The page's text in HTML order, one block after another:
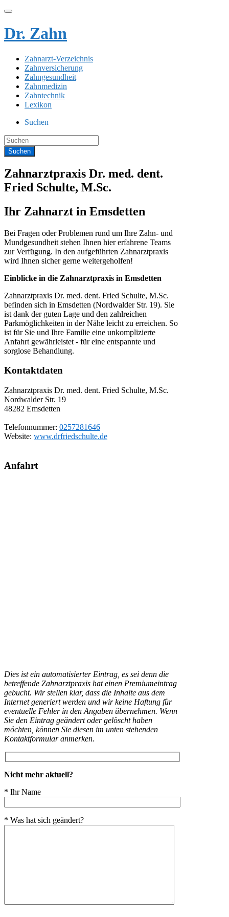
Dr. Zahn
Zahnarzt-Verzeichnis
Zahnversicherung
Zahngesundheit
Zahnmedizin
Zahntechnik
Lexikon
Suchen
Zahnarztpraxis Dr. med. dent.
Fried Schulte, M.Sc.
Ihr Zahnarzt in Emsdetten
Bei Fragen oder Problemen rund um Ihre Zahn- und
Mundgesundheit stehen Ihnen hier erfahrene Teams
zur Verfügung. In den aufgeführten Zahnarztpraxis
wird Ihnen sicher gerne weitergeholfen!
Einblicke in die Zahnarztpraxis in Emsdetten
Zahnarztpraxis Dr. med. dent. Fried Schulte, M.Sc.
befinden sich in Emsdetten (Nordwalder Str. 19). Sie
ist dank der guten Lage und den zahlreichen
Parkmöglichkeiten in der Nähe leicht zu erreichen. So
ist für Sie und Ihre Familie eine unkomplizierte
Anfahrt gewährleistet - für eine entspannte und
sorglose Behandlung.
Kontaktdaten
Zahnarztpraxis Dr. med. dent. Fried Schulte, M.Sc.
Nordwalder Str. 19
48282 Emsdetten
Telefonnummer: 0257281646
Website: www.drfriedschulte.de
Anfahrt
Dies ist ein automatisierter Eintrag, es sei denn die
betreffende Zahnarztpraxis hat einen Premiumeintrag
gebucht. Wir stellen klar, dass die Inhalte aus dem
Internet generiert werden und wir keine Haftung für
eventuelle Fehler in den Angaben übernehmen. Wenn
Sie den Eintrag geändert oder gelöscht haben
möchten, können Sie diesen im unten stehenden
Kontaktformular anmerken.
Nicht mehr aktuell?
* Ihr Name
* Was hat sich geändert?